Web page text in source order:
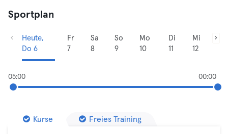
Sportplan
Heute,
Do 6
Fr
7
Sa
8
So
9
Mo
10
Di
11
Mi
12
05:00 00:00
Kurse Freies Training